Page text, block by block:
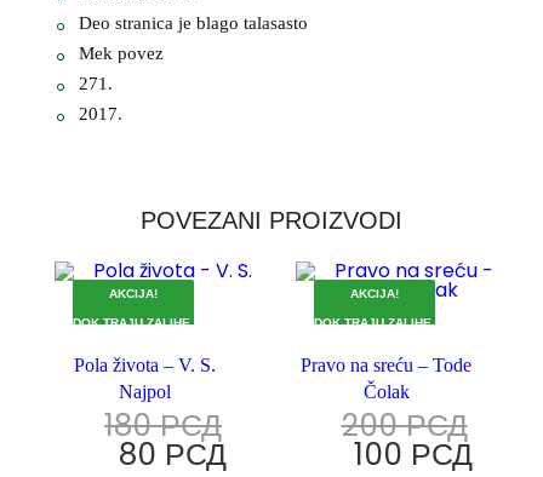
Deo stranica je blago talasasto
Mek povez
271.
2017.
POVEZANI PROIZVODI
AKCIJA!
DOK TRAJU ZALIHE.
Pola života – V. S.
Najpol
180РСД
80 РСД
AKCIJA!
DOK TRAJU ZALIHE.
Pravo na sreću – Tode
Čolak
200РСД
100 РСД